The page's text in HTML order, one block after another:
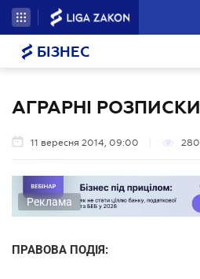
БІЗНЕС
АГРАРНІ РОЗПИСКИ
11 вересня 2014, 09:00 280
Реклама
ПРАВОВА ПОДІЯ: